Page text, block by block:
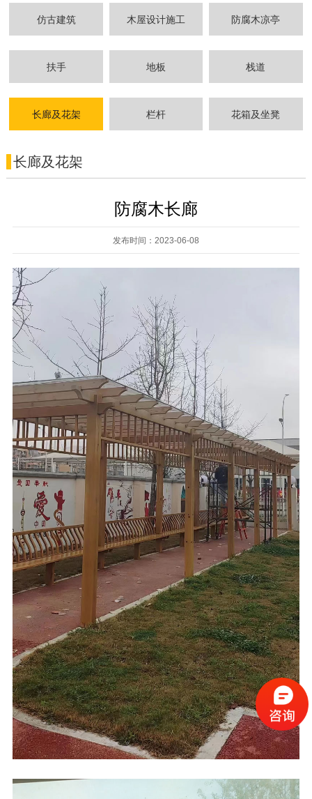
仿古建筑 木屋设计施工 防腐木凉亭
扶手 地板 栈道
长廊及花架 栏杆 花箱及坐凳
长廊及花架
防腐木长廊
发布时间：2023-06-08